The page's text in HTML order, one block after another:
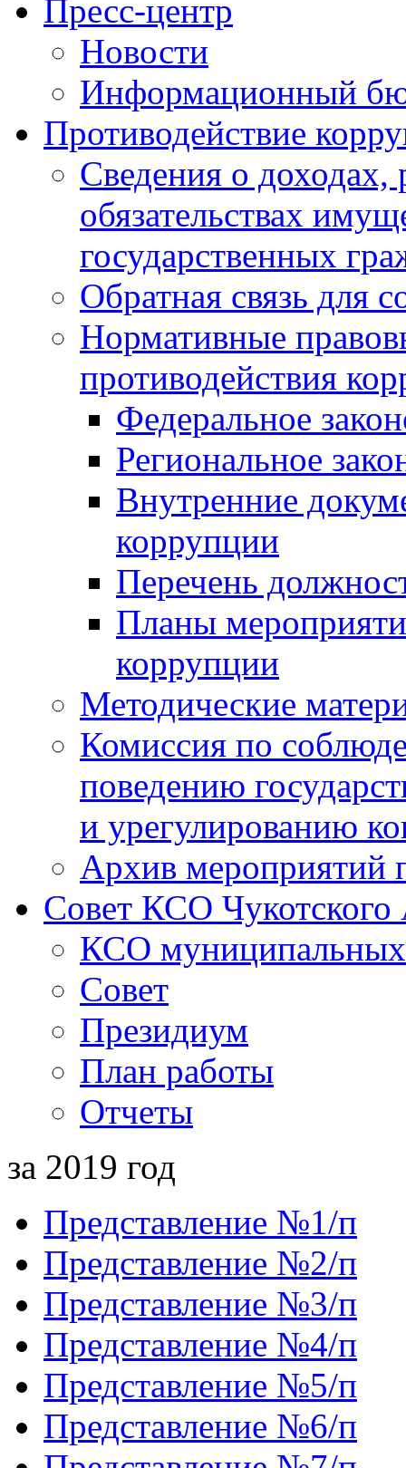
Пресс-центр
Новости
Информационный
Противодействие
Сведения о доходах,
обязательствах
государственных
Обратная связь для
Нормативные
противодействия
Федеральное
Региональное
Внутренние
коррупции
Перечень
Планы
коррупции
Методические
Комиссия по
поведению
и урегулированию
Архив мероприятий
Совет КСО
КСО муниципальных
Совет
Президиум
План работы
Отчеты
за 2019 год
Представление №1/п
Представление №2/п
Представление №3/п
Представление №4/п
Представление №5/п
Представление №6/п